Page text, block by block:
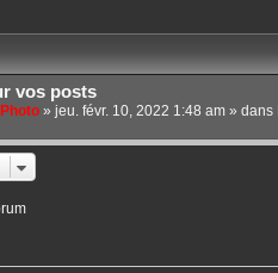
vos posts
» jeu. févr. 10, 2022 1:48 am» dans